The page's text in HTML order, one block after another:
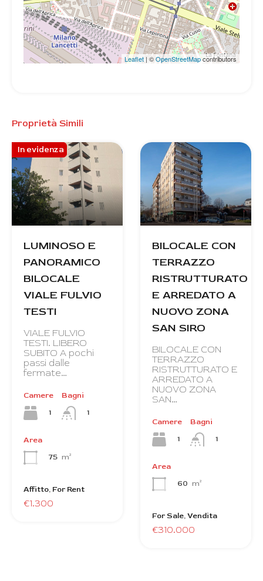
Leaflet | ©OpenStreetMapcontributors
Proprietà Simili
In evidenza
LUMINOSO E
PANORAMICO
BILOCALE
VIALE FULVIO
TESTI
VIALE FULVIO
TESTI. LIBERO
SUBITO A pochi
passi dalle
fermate…
Camere
1
Bagni
1
Area
75 m²
Affitto, For Rent
€1.300
BILOCALE CON
TERRAZZO
RISTRUTTURATO
E ARREDATO A
NUOVO ZONA
SAN SIRO
BILOCALE CON
TERRAZZO
RISTRUTTURATO E
ARREDATO A
NUOVO ZONA
SAN…
Camere
1
Bagni
1
Area
60 m²
For Sale, Vendita
€310.000